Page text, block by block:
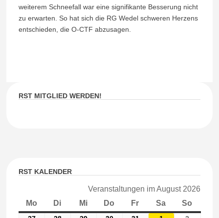
weiterem Schneefall war eine signifikante Besserung nicht
zu erwarten. So hat sich die RG Wedel schweren Herzens
entschieden, die O-CTF abzusagen.
RST MITGLIED WERDEN!
RST KALENDER
Veranstaltungen im August 2026
Mo Montag
Di Dienstag
MiMittwoch
Do Donnerstag
Fr Freitag
Sa Samstag
So